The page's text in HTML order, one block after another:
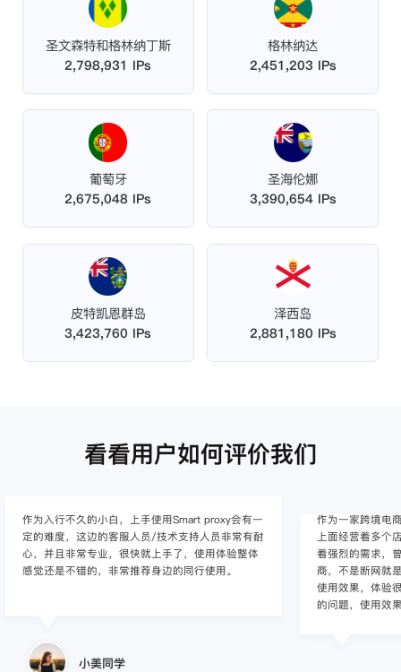
圣文森特和格林纳丁斯
2,798,931 IPs
格林纳达
2,451,203 IPs
葡萄牙
2,675,048 IPs
圣海伦娜
3,390,654 IPs
皮特凯恩群岛
3,423,760 IPs
泽西岛
2,881,180 IPs
看看用户如何评价我们
作为入行不久的小白，上手使用Smart proxy会有一
定的难度，这边的客服人员/技术支持人员非常有耐
心，并且非常专业，很快就上手了，使用体验整体
感觉还是不错的，非常推荐身边的同行使用。
小美同学
作为一家跨境电
上面经营着多个
着强烈的需求，
商，不是断网就
使用效果，体验
的问题，使用效